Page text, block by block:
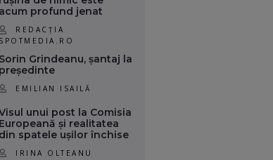
acum profund jenat
REDACȚIA
SPOTMEDIA.RO
Sorin Grindeanu, șantaj la
președinte
EMILIAN ISAILĂ
unui post la Comisia
Europeană și realitatea
din spatele ușilor închise
IRINA OLTEANU